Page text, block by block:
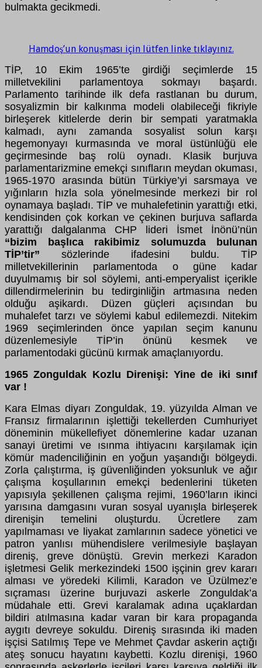
bulmakta gecikmedi.
Hamdoş’un konuşması için lütfen linke tıklayınız.
TİP, 10 Ekim 1965’te girdiği seçimlerde 15
milletvekilini parlamentoya sokmayı başardı.
Parlamento tarihinde ilk defa rastlanan bu durum,
sosyalizmin bir kalkınma modeli olabileceği fikriyle
birleşerek kitlelerde derin bir sempati yaratmakla
kalmadı, aynı zamanda sosyalist solun karşı
hegemonyayı kurmasında ve moral üstünlüğü ele
geçirmesinde baş rolü oynadı. Klasik burjuva
parlamentarizmine emekçi sınıfların meydan okuması,
1965-1970 arasında bütün Türkiye’yi sarsmaya ve
yığınların hızla sola yönelmesinde merkezi bir rol
oynamaya başladı. TİP ve muhalefetinin yarattığı etki,
kendisinden çok korkan ve çekinen burjuva saflarda
yarattığı dalgalanma CHP lideri İsmet İnönü’nün
“bizim başlıca rakibimiz solumuzda bulunan
TİP’tir” sözlerinde ifadesini buldu. TİP
milletvekillerinin parlamentoda o güne kadar
duyulmamış bir sol söylemi, anti-emperyalist içerikle
dillendirmelerinin bu tedirginliğin artmasına neden
olduğu aşikardı. Düzen güçleri açısından bu
muhalefet tarzı ve söylemi kabul edilemezdi. Nitekim
1969 seçimlerinden önce yapılan seçim kanunu
düzenlemesiyle TİP’in önünü kesmek ve
parlamentodaki gücünü kırmak amaçlanıyordu.
1965 Zonguldak Kozlu Direnişi: Yine de iki sınıf
var !
Kara Elmas diyarı Zonguldak, 19. yüzyılda Alman ve
Fransız firmalarının işlettiği tekellerden Cumhuriyet
döneminin mükellefiyet dönemlerine kadar uzanan
sanayi üretimi ve ısınma ihtiyacını karşılamak için
kömür madenciliğinin en yoğun yaşandığı bölgeydi.
Zorla çalıştırma, iş güvenliğinden yoksunluk ve ağır
çalışma koşullarının emekçi bedenlerini tüketen
yapısıyla şekillenen çalışma rejimi, 1960’ların ikinci
yarısına damgasını vuran sosyal uyanışla birleşerek
direnişin temelini oluşturdu. Ücretlere zam
yapılmaması ve liyakat zamlarının sadece yönetici ve
patron yanlısı mühendislere verilmesiyle başlayan
direniş, greve dönüştü. Grevin merkezi Karadon
işletmesi Gelik merkezindeki 1500 işçinin grev kararı
alması ve yöredeki Kilimli, Karadon ve Üzülmez’e
sıçraması üzerine burjuvazi askerle Zonguldak’a
müdahale etti. Grevi karalamak adına uçaklardan
bildiri atılmasına kadar varan bir kara propaganda
aygıtı devreye sokuldu. Direniş sırasında iki maden
işçisi Satılmış Tepe ve Mehmet Çavdar askerin açtığı
ateş sonucu hayatını kaybetti. Kozlu direnişi, 1960